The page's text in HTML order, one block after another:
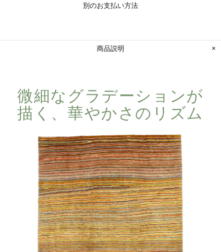
別のお支払い方法
商品説明
微細な​グラデーションが​
描く、​華やかさの​リズム